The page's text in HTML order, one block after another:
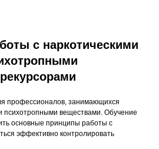
с наркотическими
профессионалов, занимающихся
психотропными веществами. Обучение
основные принципы работы с
эффективно контролировать